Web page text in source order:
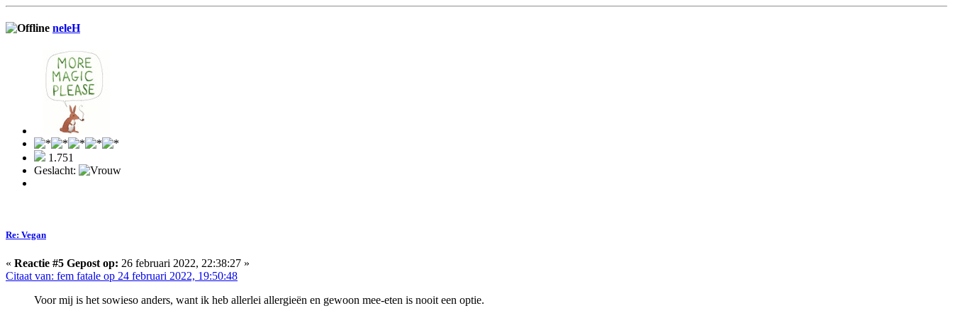
neleH
1.751
Geslacht:
Re: Vegan
« Reactie #5 Gepost op: 26 februari 2022, 22:38:27 »
Citaat van: fem fatale op 24 februari 2022, 19:50:48
Voor mij is het sowieso anders, want ik heb allerlei allergieën en gewoon mee-eten is nooit een optie.